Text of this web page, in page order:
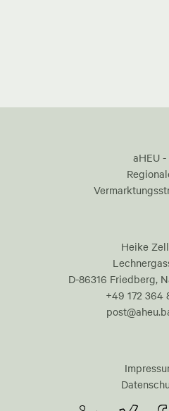
aHEU -
Heike
D-86316 Friedberg,
+49 172 364